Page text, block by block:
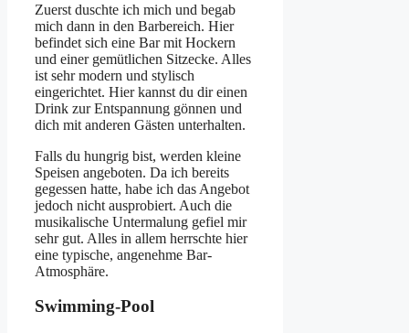
Zuerst duschte ich mich und begab
mich dann in den Barbereich. Hier
befindet sich eine Bar mit Hockern
und einer gemütlichen Sitzecke. Alles
ist sehr modern und stylisch
eingerichtet. Hier kannst du dir einen
Drink zur Entspannung gönnen und
dich mit anderen Gästen unterhalten.
Falls du hungrig bist, werden kleine
Speisen angeboten. Da ich bereits
gegessen hatte, habe ich das Angebot
jedoch nicht ausprobiert. Auch die
musikalische Untermalung gefiel mir
sehr gut. Alles in allem herrschte hier
eine typische, angenehme Bar-
Atmosphäre.
Swimming-Pool